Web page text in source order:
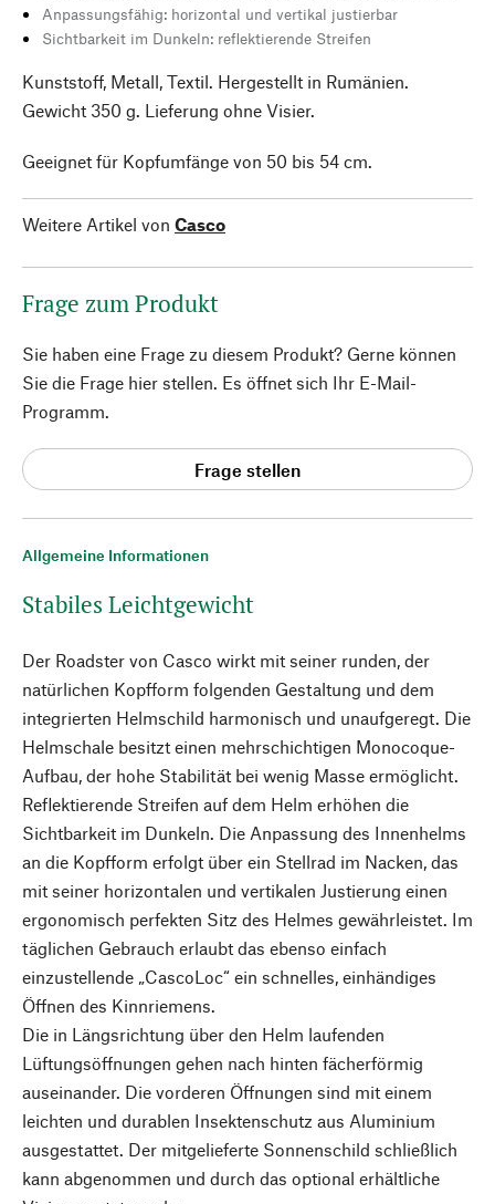
Allgemeine Informationen
Stabiles Leichtgewicht
Der Roadster von Casco wirkt mit seiner runden, der
natürlichen Kopfform folgenden Gestaltung und dem
integrierten Helmschild harmonisch und unaufgeregt. Die
Helmschale besitzt einen mehrschichtigen Monocoque-
Aufbau, der hohe Stabilität bei wenig Masse ermöglicht.
Reflektierende Streifen auf dem Helm erhöhen die
Sichtbarkeit im Dunkeln. Die Anpassung des Innenhelms
an die Kopfform erfolgt über ein Stellrad im Nacken, das
mit seiner horizontalen und vertikalen Justierung einen
ergonomisch perfekten Sitz des Helmes gewährleistet. Im
täglichen Gebrauch erlaubt das ebenso einfach
einzustellende „CascoLoc“ ein schnelles, einhändiges
Öffnen des Kinnriemens.
Die in Längsrichtung über den Helm laufenden
Lüftungsöffnungen gehen nach hinten fächerförmig
auseinander. Die vorderen Öffnungen sind mit einem
leichten und durablen Insektenschutz aus Aluminium
ausgestattet. Der mitgelieferte Sonnenschild schließlich
kann abgenommen und durch das optional erhältliche
Anpassungsfähig: horizontal und vertikal justierbar
Sichtbarkeit im Dunkeln: reflektierende Streifen
Kunststoff, Metall, Textil. Hergestellt in Rumänien.
Gewicht 350 g. Lieferung ohne Visier.
Geeignet für Kopfumfänge von 50 bis 54 cm.
Weitere Artikel von Casco
Frage zum Produkt
Sie haben eine Frage zu diesem Produkt? Gerne können
Sie die Frage hier stellen. Es öffnet sich Ihr E-Mail-
Programm.
Frage stellen